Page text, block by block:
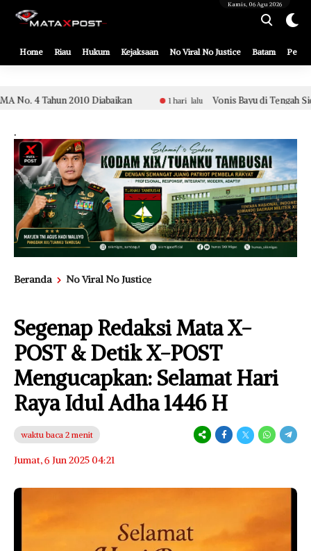
[gnpub_google_news_follow]
Home Riau Hukum Kejaksaan No Viral No Justice Batam
Kamis, 06 Agu 2026
1 hari lalu Vonis Bayu di Tengah Sidang Etik Aparat Polsek
.
Beranda No Viral No Justice
Segenap Redaksi Mata X-
POST & Detik X-POST
Mengucapkan: Selamat Hari
Raya Idul Adha 1446 H
waktu baca 2 menit
Jumat, 6 Jun 2025 04:21